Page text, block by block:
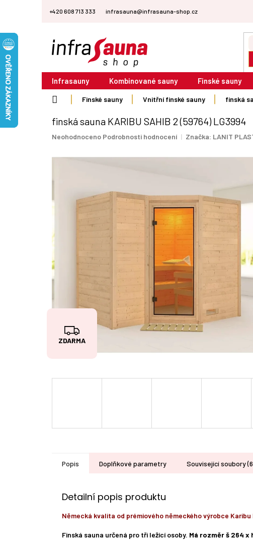
+420 608 713 333 infrasauna@infrasauna-shop.cz
Infrasauny Kombinované sauny Finské sauny
Finské sauny Vnitřní finské sauny finská
finská sauna KARIBU SAHIB 2 (59764) LG3994
Průměrné
produktu
hvězdiček.
Neohodnoceno Podrobnosti hodnocení Značka: LANIT
Z
D
R
ZDARMA
Popis Doplňkové parametry Související soubory
Detailní popis produktu
Německá kvalita od prémiového německého výrobce Karibu
Finská sauna určená pro tři ležící osoby. Má rozměr š 264 x